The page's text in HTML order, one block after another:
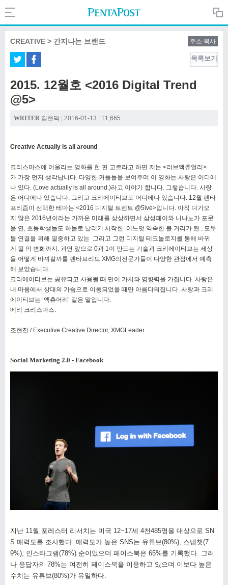
COMPANY
Search
PentaPost.net
CREATIVE > 간지나는 브랜드 주소 복사
목록보기
2015. 12월호 <2016 Digital Trend
@5>
WRITER 김현덕 2016-01-13 11,665
Creative Actually is all around
크리스마스에 어울리는 영화를 한 편 고르라고 하면 저는 <러브액츄얼리>
가 가장 먼저 생각납니다. 다양한 커플들을 보여주며 이 영화는 사랑은 어디에
나 있다. (Love actually is all around.)라고 이야기 합니다. 그렇습니다. 사랑
은 어디에나 있습니다. 그리고 크리에이티브도 어디에나 있습니다. 12월 펜타
프리즘이 선택한 테마는 <2016 디지털 트렌트 @5ive>입니다. 아직 다가오
지 않은 2016년이라는 가까운 미래를 상상하면서 삼성페이와 니나노가 포문
을 연 , 초등학생들도 하늘로 날리기 시작한 어느덧 익숙한 볼 거리가 된 , 모두
들 연결을 위해 열중하고 있는 그리고 그런 디지털 테크놀로지를 통해 바뀌
게 될 의 변화까지. 과연 앞으로 0과 1이 만드는 기술과 크리에이티브는 세상
을 어떻게 바꿔갈까를 펜타브리드 XMG의전문가들이 다양한 관점에서 예측
해 보았습니다.
크리에이티브는 공유되고 사용될 때 만이 가치와 영향력을 가집니다. 사랑은
내 마음에서 상대의 가슴으로 이동되었을 때만 아름다워집니다. 사랑과 크리
에이티브는 ‘액츄어리’ 같은 말입니다.
메리 크리스마스.
조현진 / Executive Creative Director, XMGLeader
Social Marketing 2.0 - Facebook
지난 11월 포레스터 리서치는 미국 12~17세 4천485명을 대상으로 SN
S 매력도를 조사했다. 매력도가 높은 SNS는 유튜브(80%), 스냅챗(7
9%), 인스타그램(78%) 순이었으며 페이스북은 65%를 기록했다. 그러
나 응답자의 78%는 여전히 페이스북을 이용하고 있으며 이보다 높은
수치는 유튜브(80%)가 유일하다.